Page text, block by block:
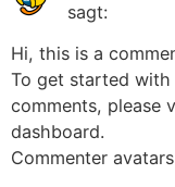
sagt:
Hi, this is a
To get started
comments, please
dashboard.
Commenter